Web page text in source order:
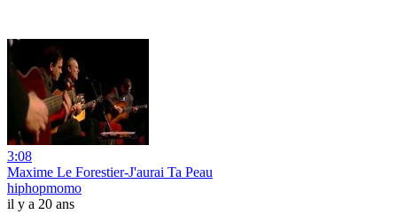
3:08
Maxime Le Forestier-J'aurai Ta Peau
hiphopmomo
il y a 20 ans